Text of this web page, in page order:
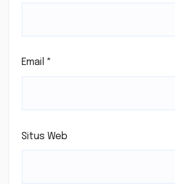
Email *
Situs Web